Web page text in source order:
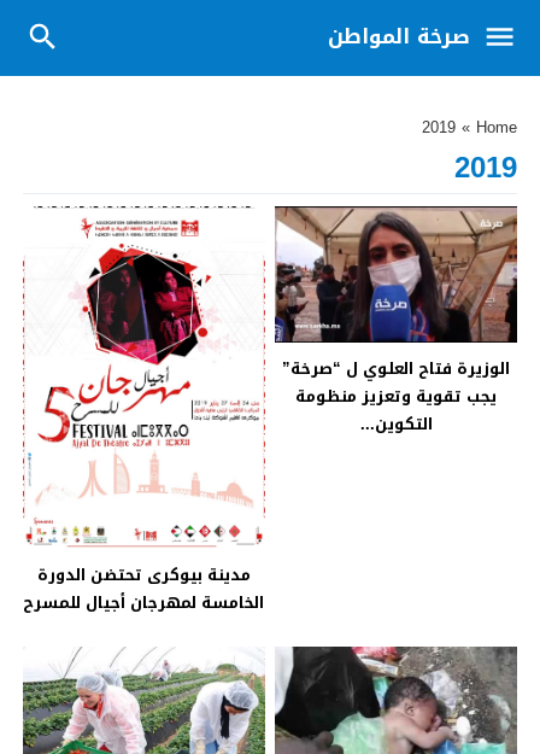
صرخة المواطن
Home
»
2019
2019
الوزيرة فتاح العلوي ل “صرخة”
يجب تقوية وتعزيز منظومة
التكوين...
مدينة بيوكرى تحتضن الدورة
الخامسة لمهرجان أجيال للمسرح